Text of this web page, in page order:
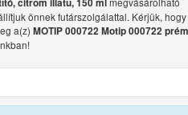
citrom illatú, 150 ml
önnek futárszolgálattal. Kérjük,
a(z) MOTIP 000722 Motip 000722